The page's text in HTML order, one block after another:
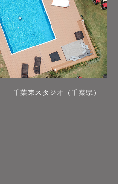
千葉東スタジオ（千葉県）